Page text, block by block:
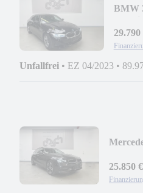
BMW
29.790
Unfallfrei • EZ 04/2023 •
25.850 €